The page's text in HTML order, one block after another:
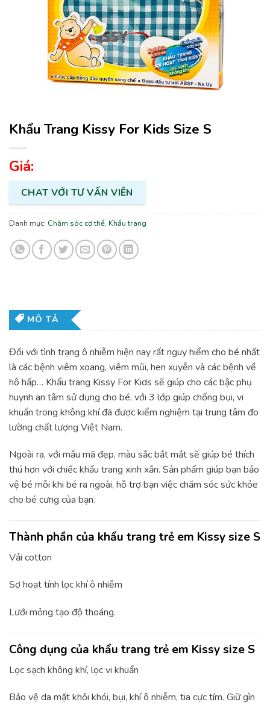
Khẩu Trang Kissy For Kids Size S
Giá:
CHAT VỚI TƯ VẤN VIÊN
Danh mục: Chăm sóc cơ thể, Khẩu trang
MÔ TẢ
Đối với tình trạng ô nhiễm hiện nay rất nguy hiểm cho bé nhất
là các bệnh viêm xoang, viêm mũi, hen xuyễn và các bệnh về
hô hấp… Khẩu trang Kissy For Kids sẽ giúp cho các bậc phụ
huynh an tâm sử dụng cho bé, với 3 lớp giúp chống bụi, vi
khuẩn trong không khí đã được kiểm nghiệm tại trung tâm đo
lường chất lượng Việt Nam.
Ngoài ra, với mẫu mã đẹp, màu sắc bắt mắt sẽ giúp bé thích
thú hơn với chiếc khẩu trang xinh xắn. Sản phẩm giúp bạn bảo
vệ bé mỗi khi bé ra ngoài, hỗ trợ bạn việc chăm sóc sức khỏe
cho bé cưng của bạn.
Thành phần của khẩu trang trẻ em Kissy size S
Vải cotton
Sợ hoạt tính lọc khí ô nhiễm
Lưới mỏng tạo độ thoáng.
Công dụng của khẩu trang trẻ em Kissy size S
Lọc sạch không khí, lọc vi khuẩn
Bảo vệ da mặt khỏi khói, bụi, khí ô nhiễm, tia cực tím. Giữ gìn